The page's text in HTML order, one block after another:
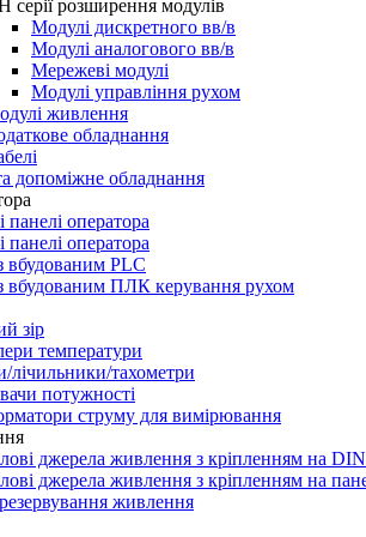
серії розширення модулів
Модулі дискретного вв/в
Модулі аналогового вв/в
Мережеві модулі
Модулі управління рухом
живлення
обладнання
допоміжне обладнання
панелі оператора
панелі оператора
вбудованим PLC
вбудованим ПЛК керування рухом
зір
температури
лічильники/тахометри
потужності
струму для вимірювання
джерела живлення з кріпленням на
джерела живлення з кріпленням на
живлення